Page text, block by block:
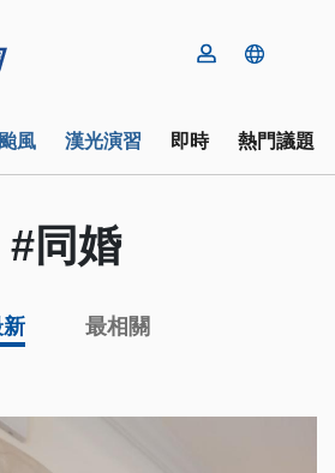
風 漢光演習 即時 熱門議題
#同婚
最相關